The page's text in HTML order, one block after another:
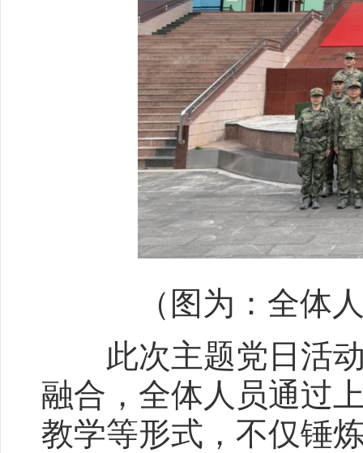
（图为：全体
此次主题党日活动
融合，全体人员通过
教学等形式，不仅锤